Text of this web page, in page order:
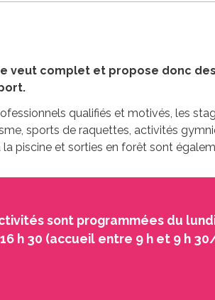
veut complet et propose donc
qualifiés et motivés, les
sports de raquettes, activités
la piscine et sorties en forêt sont
sont programmées du
h 30 (accueil entre 9 h et 9 h